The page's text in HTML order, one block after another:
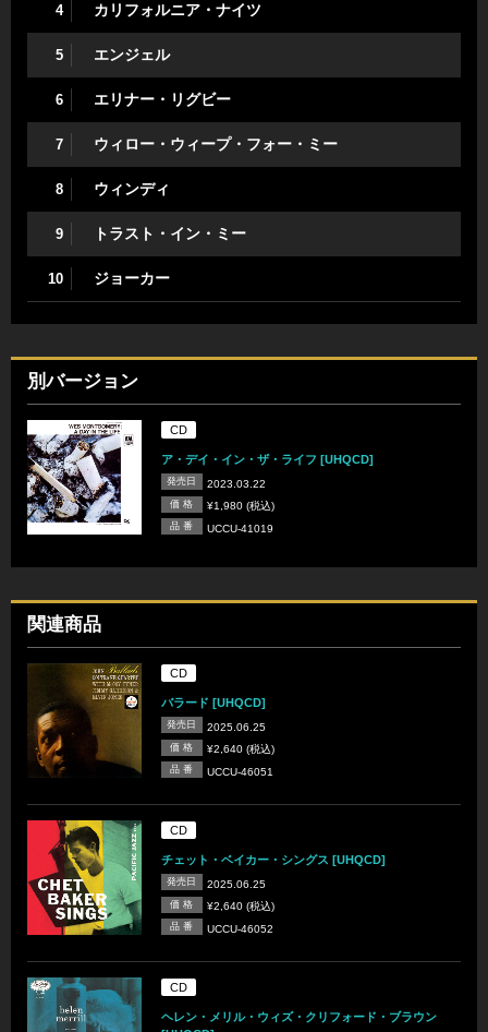
4 カリフォルニア・ナイツ
5 エンジェル
6 エリナー・リグビー
7 ウィロー・ウィープ・フォー・ミー
8 ウィンディ
9 トラスト・イン・ミー
10 ジョーカー
別バージョン
CD
ア・デイ・イン・ザ・ライフ [UHQCD]
発売日 2023.03.22
価 格 ¥1,980 (税込)
品 番 UCCU-41019
関連商品
CD
バラード [UHQCD]
発売日 2025.06.25
価 格 ¥2,640 (税込)
品 番 UCCU-46051
CD
チェット・ベイカー・シングス [UHQCD]
発売日 2025.06.25
価 格 ¥2,640 (税込)
品 番 UCCU-46052
CD
ヘレン・メリル・ウィズ・クリフォード・ブラウン